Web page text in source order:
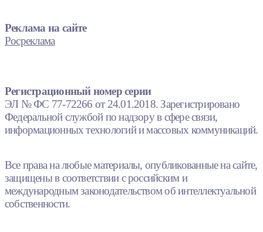
Реклама на сайте
Росреклама
Регистрационный номер серии
ЭЛ № ФС 77-72266 от 24.01.2018. Зарегистрировано
Федеральной службой по надзору в сфере связи,
информационных технологий и массовых коммуникаций.
Все права на любые материалы, опубликованные на сайте,
защищены в соответствии с российским и
международным законодательством об интеллектуальной
собственности.